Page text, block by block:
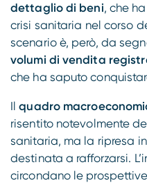
dettaglio di beni, che
crisi sanitaria nel corso
scenario è, però, da
volumi di vendita
che ha saputo
Ilquadro
risentito notevolmente
sanitaria, ma la ripresa
destinata a rafforzarsi.
circondano le